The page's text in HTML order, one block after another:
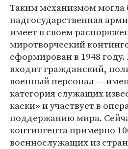
Таким механизмом могла
надгосударственная
имеет в своем
миротворческий
сформирован в 1948 году.
входит гражданский,
военный персонал —
категория служащих
каски» и участвует в
поддержанию мира.
контингента примерно
военнослужащих из